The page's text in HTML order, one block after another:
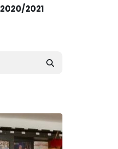
2020/2021